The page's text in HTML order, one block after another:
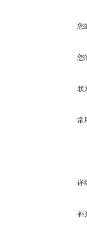
您
您
联
常
详
补